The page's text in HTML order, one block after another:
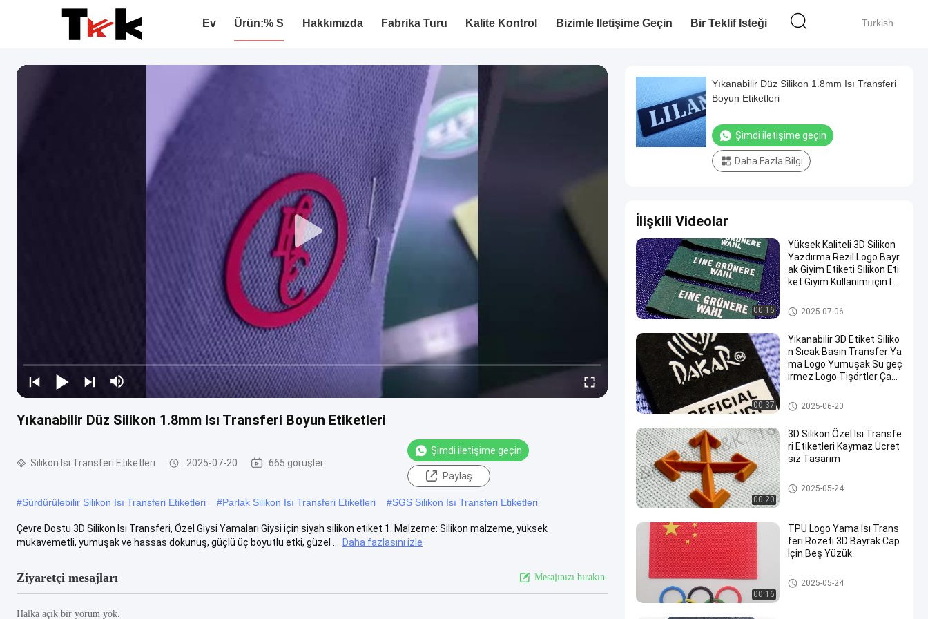
Turkish
Ev Ürün:% S Hakkımızda Fabrika Turu Kalite Kontrol Bizimle Iletişime Geçin Bir Teklif Isteği
Yıkanabilir Düz Silikon 1.8mm Isı Transferi Boyun Etiketleri
Silikon Isı Transferi Etiketleri 2025-07-20 665 görüşler
Şimdi iletişime geçin
Paylaş
#Sürdürülebilir Silikon Isı Transferi Etiketleri #Parlak Silikon Isı Transferi Etiketleri #SGS Silikon Isı Transferi Etiketleri
Çevre Dostu 3D Silikon Isı Transferi, Özel Giysi Yamaları Giysi için siyah silikon etiket 1. Malzeme: Silikon malzeme, yüksek
mukavemetli, yumuşak ve hassas dokunuş, güçlü üç boyutlu etki, güzel ...
Daha fazlasını izle
Ziyaretçi mesajları Mesajınızı bırakın.
Halka açık bir yorum yok.
Yıkanabilir Düz Silikon 1.8mm Isı Transferi
Boyun Etiketleri
Şimdi iletişime geçin
Daha Fazla Bilgi
İlişkili Videolar
00:16
Yüksek Kaliteli 3D Silikon
Yazdırma Rezil Logo Bayr
ak Giyim Etiketi Silikon Eti
ket Giyim Kullanımı için Isı
Silikon Isı Transferi Etiketleri
2025-07-06
00:37
Yıkanabilir 3D Etiket Siliko
n Sıcak Basın Transfer Ya
ma Logo Yumuşak Su geç
irmez Logo Tişörtler Çant
Silikon Isı Transferi Etiketleri
2025-06-20
00:20
3D Silikon Özel Isı Transfe
ri Etiketleri Kaymaz Ücret
siz Tasarım
Silikon Isı Transferi Etiketleri
2025-05-24
00:16
TPU Logo Yama Isı Trans
feri Rozeti 3D Bayrak Cap
İçin Beş Yüzük
Özel Giysi Yamaları
2025-05-24